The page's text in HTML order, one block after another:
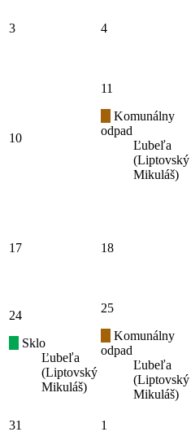
3 4
10
11
Komunálny
odpad
Ľubeľa
(Liptovský
Mikuláš)
17 18
24
Sklo
Ľubeľa
(Liptovský
Mikuláš)
25
Komunálny
odpad
Ľubeľa
(Liptovský
Mikuláš)
31 1